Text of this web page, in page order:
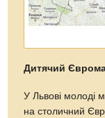
Дитячий
У Львові молоді
на столичний